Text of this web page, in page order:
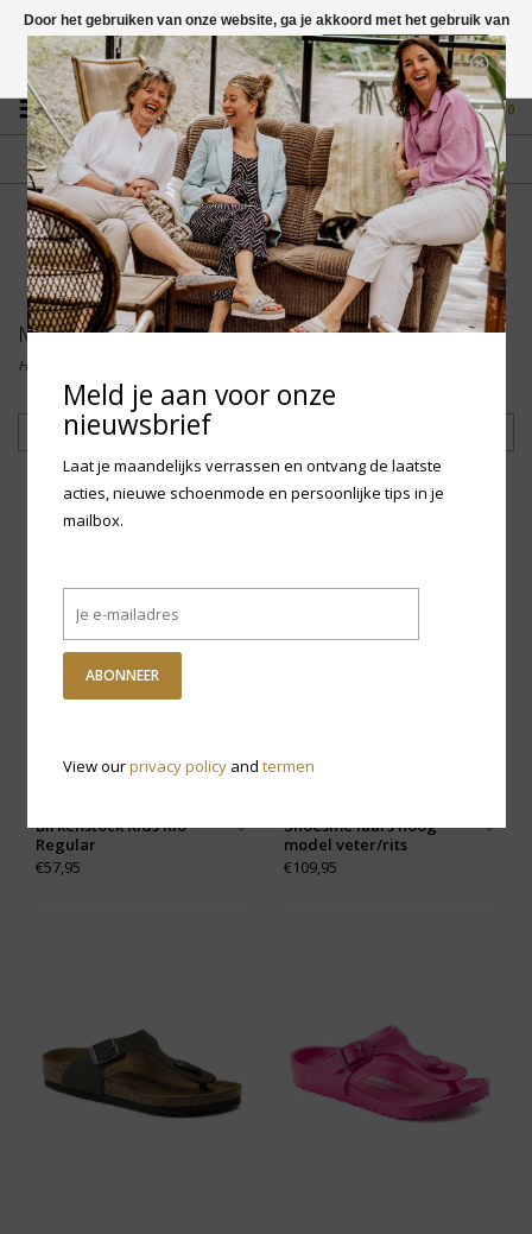
Vragen? App naar +31 58 250 1503
0
GRATIS VERZENDING NL
Vanaf € 75,-
FYSIEKE WINKEL
in Mantgum (frl)
fdad
Merken
Home
Filteren
Birkenstock Kids Rio -
Regular
€57,95
Shoesme laars hoog
model veter/rits
€109,95
Door het gebruiken van onze website, ga je akkoord met het gebruik van
cookies om onze website te verbeteren.
Dit bericht verbergen
Meer over cookies »
Meld je aan voor onze
nieuwsbrief
Laat je maandelijks verrassen en ontvang de laatste
acties, nieuwe schoenmode en persoonlijke tips in je
mailbox.
ABONNEER
View ourprivacy policyand termen